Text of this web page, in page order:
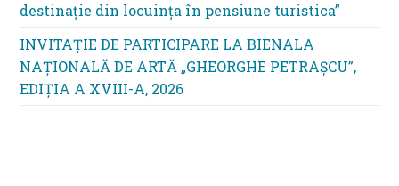
destinație din locuința în pensiune turistica”
INVITAȚIE DE PARTICIPARE LA BIENALA
NAȚIONALĂ DE ARTĂ „GHEORGHE PETRAȘCU”,
EDIŢIA A XVIII-A, 2026